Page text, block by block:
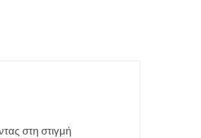
στη στιγμή